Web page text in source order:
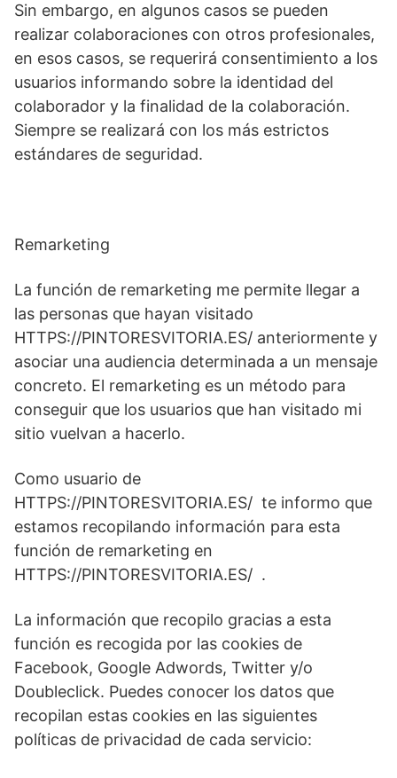
Sin embargo, en algunos casos se pueden
realizar colaboraciones con otros profesionales,
en esos casos, se requerirá consentimiento a los
usuarios informando sobre la identidad del
colaborador y la finalidad de la colaboración.
Siempre se realizará con los más estrictos
estándares de seguridad.
Remarketing
La función de remarketing me permite llegar a
las personas que hayan visitado
HTTPS://PINTORESVITORIA.ES/ anteriormente y
asociar una audiencia determinada a un mensaje
concreto. El remarketing es un método para
conseguir que los usuarios que han visitado mi
sitio vuelvan a hacerlo.
Como usuario de
HTTPS://PINTORESVITORIA.ES/ te informo que
estamos recopilando información para esta
función de remarketing en
HTTPS://PINTORESVITORIA.ES/ .
La información que recopilo gracias a esta
función es recogida por las cookies de
Facebook, Google Adwords, Twitter y/o
Doubleclick. Puedes conocer los datos que
recopilan estas cookies en las siguientes
políticas de privacidad de cada servicio: